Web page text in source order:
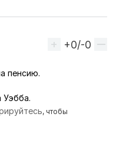
Вверх
+0/-0
пенсию.
Уэбба.
, чтобы